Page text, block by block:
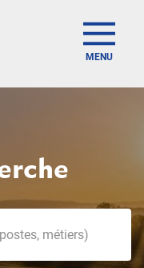
MENU